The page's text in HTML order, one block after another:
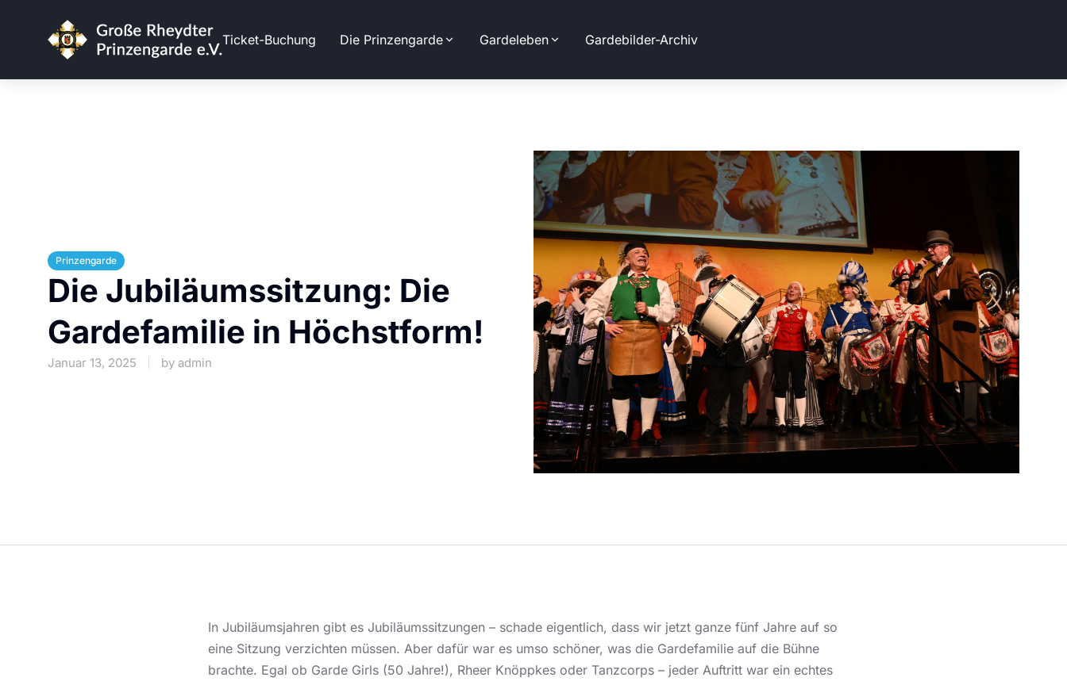
Ticket-Buchung Die Prinzengarde Gardeleben Gardebilder-Archiv
Prinzengarde
Die Jubiläumssitzung: Die
Gardefamilie in Höchstform!
Januar 13, 2025 by admin
In Jubiläumsjahren gibt es Jubiläumssitzungen – schade eigentlich, dass wir jetzt ganze fünf Jahre auf so
eine Sitzung verzichten müssen. Aber dafür war es umso schöner, was die Gardefamilie auf die Bühne
brachte. Egal ob Garde Girls (50 Jahre!), Rheer Knöppkes oder Tanzcorps – jeder Auftritt war ein echtes